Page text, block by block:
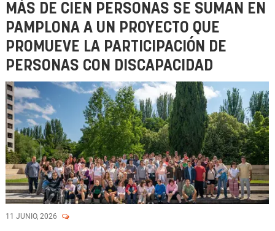
MÁS DE CIEN PERSONAS SE SUMAN EN
PAMPLONA A UN PROYECTO QUE
PROMUEVE LA PARTICIPACIÓN DE
PERSONAS CON DISCAPACIDAD
11 JUNIO, 2026